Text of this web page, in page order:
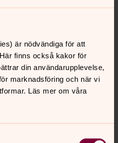
är nödvändiga för att
finns också kakor för
din användarupplevelse,
marknadsföring och när vi
Läs mer om våra
hus där man
arbeta under jord,
i gruvan hette >Wilhelm
och 10 barn.